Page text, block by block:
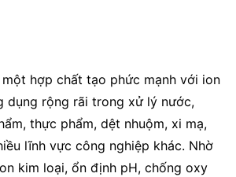
một hợp chất tạo phức mạnh với ion
dụng rộng rãi trong xử lý nước,
thực phẩm, dệt nhuộm, xi mạ,
lĩnh vực công nghiệp khác. Nhờ
kim loại, ổn định pH, chống oxy